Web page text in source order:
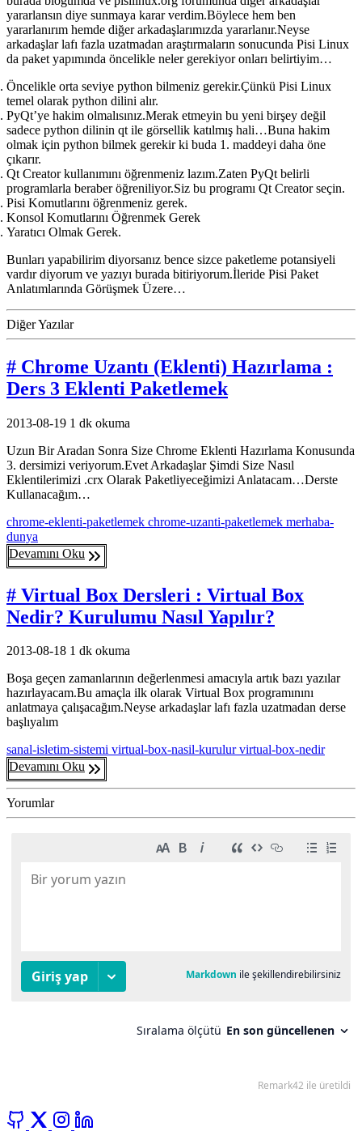
yararlansın diye sunmaya karar verdim.Böylece hem ben
yararlanırım hemde diğer arkadaşlarımızda yararlanır.Neyse
arkadaşlar lafı fazla uzatmadan araştırmaların sonucunda Pisi Linux
da paket yapımında öncelikle neler gerekiyor onları belirtiyim…
Öncelikle orta seviye python bilmeniz gerekir.Çünkü Pisi Linux
temel olarak python dilini alır.
PyQt’ye hakim olmalısınız.Merak etmeyin bu yeni birşey değil
sadece python dilinin qt ile görsellik katılmış hali…Buna hakim
olmak için python bilmek gerekir ki buda 1. maddeyi daha öne
çıkarır.
Qt Creator kullanımını öğrenmeniz lazım.Zaten PyQt belirli
programlarla beraber öğreniliyor.Siz bu programı Qt Creator seçin.
Pisi Komutlarını öğrenmeniz gerek.
Konsol Komutlarını Öğrenmek Gerek
Yaratıcı Olmak Gerek.
Bunları yapabilirim diyorsanız bence sizce paketleme potansiyeli
vardır diyorum ve yazıyı burada bitiriyorum.İleride Pisi Paket
Anlatımlarında Görüşmek Üzere…
Diğer Yazılar
# Chrome Uzantı (Eklenti) Hazırlama :
Ders 3 Eklenti Paketlemek
2013-08-19 1 dk okuma
Uzun Bir Aradan Sonra Size Chrome Eklenti Hazırlama Konusunda
3. dersimizi veriyorum.Evet Arkadaşlar Şimdi Size Nasıl
Eklentilerimizi .crx Olarak Paketliyeceğimizi Anlatacam…Derste
Kullanacağım…
chrome-eklenti-paketlemek chrome-uzanti-paketlemek merhaba-
dunya
Devamını Oku
# Virtual Box Dersleri : Virtual Box
Nedir? Kurulumu Nasıl Yapılır?
2013-08-18 1 dk okuma
Boşa geçen zamanlarının değerlenmesi amacıyla artık bazı yazılar
hazırlayacam.Bu amaçla ilk olarak Virtual Box programınını
anlatmaya çalışacağım.Neyse arkadaşlar lafı fazla uzatmadan derse
başlıyalım
sanal-isletim-sistemi virtual-box-nasil-kurulurvirtual-box-nedir
Devamını Oku
Yorumlar
GitHub
X InstagramLinkedIn